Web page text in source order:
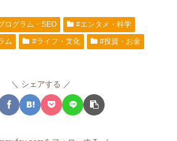
ログラム・SEO
#エンタメ・科学
ム
#ライフ・文化
#投資・お金
シェアする